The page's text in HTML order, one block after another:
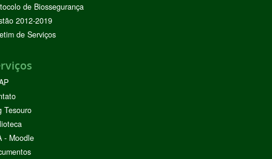
de Biossegurança
2012-2019
de Serviços
Tesouro
- Moodle